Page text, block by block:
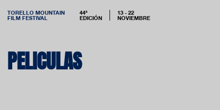
TORELLO MOUNTAIN
FILM FESTIVAL
44ª
EDICIÓN
13 - 22
NOVIEMBRE
PELICULAS